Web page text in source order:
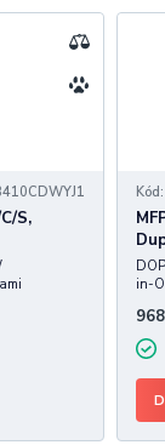
S,
tlac
in-